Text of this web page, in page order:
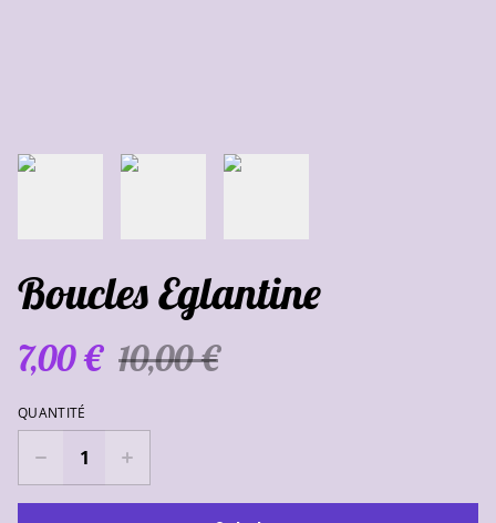
Boucles Eglantine
7,00 € 10,00 €
QUANTITÉ